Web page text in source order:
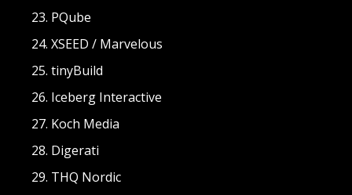
PQube
XSEED / Marvelous
tinyBuild
Iceberg Interactive
Koch Media
Digerati
THQ Nordic